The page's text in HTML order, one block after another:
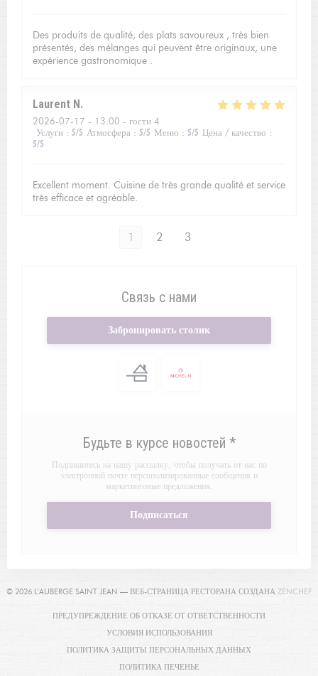
Des produits de qualité, des plats savoureux , très bien
présentés, des mélanges qui peuvent être originaux, une
expérience gastronomique .
Laurent N
2026-07-17 - 13:00 - гости 4
Услуги : 5/5 Атмосфера : 5/5 Меню : 5/5 Цена / качество :
5/5
Excellent moment. Cuisine de très grande qualité et service
très efficace et agréable.
1 2 3
Связь с нами
Забронировать столик
Будьте в курсе новостей *
Подпишитесь на нашу рассылку, чтобы получать от нас по
электронной почте персонализированные сообщения и
маркетинговые предложения.
Подписаться
© 2026 L'AUBERGE SAINT JEAN — ВЕБ-СТРАНИЦА РЕСТОРАНА СОЗДАНА ZENCHEF
ПРЕДУПРЕЖДЕНИЕ ОБ ОТКАЗЕ ОТ ОТВЕТСТВЕННОСТИ
УСЛОВИЯ ИСПОЛЬЗОВАНИЯ((ОТКРЫВАЕТСЯ В НОВОМ
ПОЛИТИКА ЗАЩИТЫ ПЕРСОНАЛЬНЫХ ДАННЫХ
ПОЛИТИКА ПЕЧЕНЬЕ((ОТКРЫВАЕТСЯ В НОВОМ